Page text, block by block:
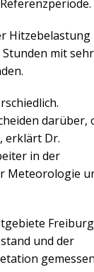
Hitzebelastung
Stunden mit sehr
darüber,
erklärt Dr.
in der
Meteorologie
und der